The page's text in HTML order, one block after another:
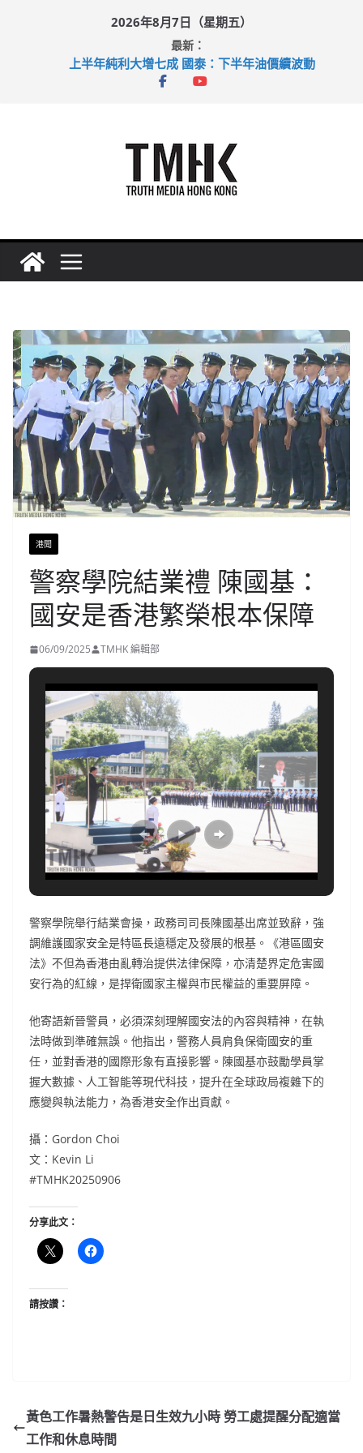
2026年8月7日（星期五）
最新：
上半年純利大增七成 國泰：下半年油價續波動
拜仁熱身賽挫維拉 啟德主場館奪錦標
港聞
警察學院結業禮 陳國基：
國安是香港繁榮根本保障
06/09/2025 TMHK 編輯部
警察學院舉行結業會操，政務司司長陳國基出席並致辭，強
調維護國家安全是特區長遠穩定及發展的根基。《港區國安
法》不但為香港由亂轉治提供法律保障，亦清楚界定危害國
安行為的紅線，是捍衛國家主權與市民權益的重要屏障。
他寄語新晉警員，必須深刻理解國安法的內容與精神，在執
法時做到準確無誤。他指出，警務人員肩負保衛國安的重
任，並對香港的國際形象有直接影響。陳國基亦鼓勵學員掌
握大數據、人工智能等現代科技，提升在全球政局複雜下的
應變與執法能力，為香港安全作出貢獻。
攝：Gordon Choi
文：Kevin Li
#TMHK20250906
分享此文：
請按讚：
黃色工作暑熱警告是日生效九小時 勞工處提醒分配適當
工作和休息時間